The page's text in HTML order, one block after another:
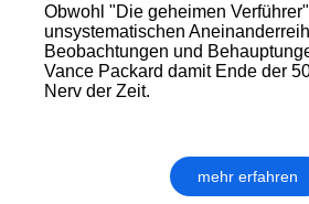
Obwohl "Die geheimen
unsystematischen
Beobachtungen und
Vance Packard damit Ende der
Nerv der Zeit.
mehr erfahren